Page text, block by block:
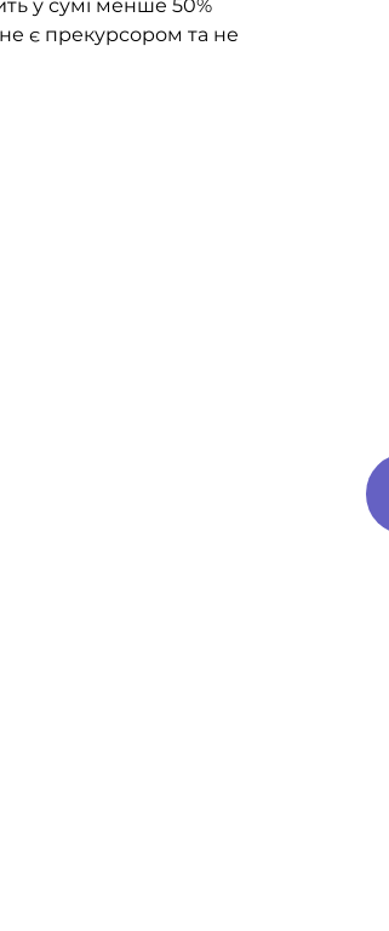
у сумі менше 50%
не є прекурсором та не